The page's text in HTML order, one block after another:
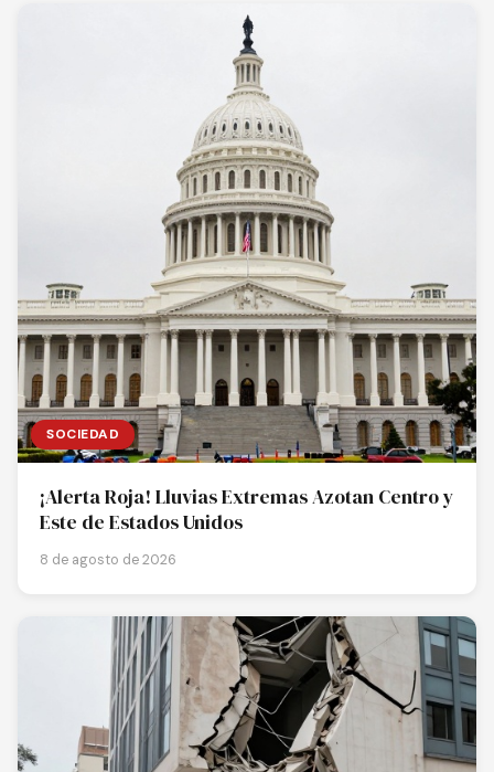
SOCIEDAD
¡Alerta Roja! Lluvias Extremas Azotan Centro y
Este de Estados Unidos
8 de agosto de 2026